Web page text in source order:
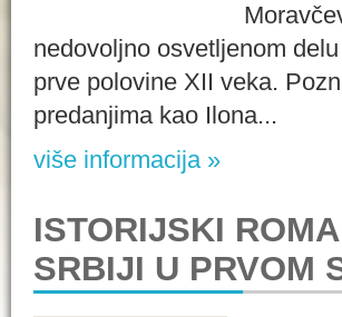
nedovoljno osvetljenom
prve polovine XII veka.
predanjima kao Ilona...
više informacija »
ISTORIJSKI
SRBIJI U PRVOM